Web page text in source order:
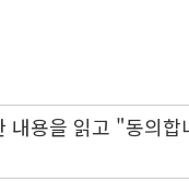
내용을 읽고 "동의